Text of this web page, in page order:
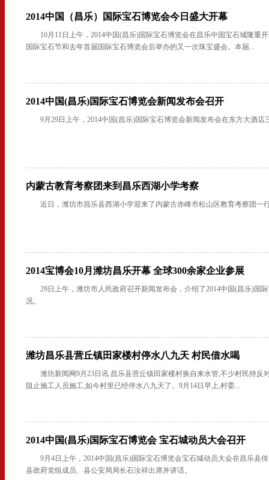
2014中国（昌乐）国际宝石博览会今日盛大开幕
10月11日上午，2014中国(昌乐)国际宝石博览会在昌乐中国宝石城隆重
国际宝石节和去年首届国际宝石博览会后举办的又一次珠宝盛会。本届...
2014中国(昌乐)国际宝石博览会新闻发布会召开
9月29日上午，2014中国(昌乐)国际宝石博览会新闻发布会在东方大酒店
内蒙古教育考察团来到昌乐西湖小学考察
近日，潍坊市昌乐县西湖小学迎来了内蒙古赤峰市松山区教育考察团一
2014宝博会10月潍坊昌乐开幕 全球300余家企业参展
29日上午，潍坊市人民政府召开新闻发布会，介绍了2014中国(昌乐)国
况。
潍坊昌乐县营丘镇田家楼村停水八九天 村民借水喝
潍坊新闻网9月23日讯 昌乐县营丘镇田家楼村换自来水管,不少村民持反
阻止施工人员施工,如今村里已经停水八九天了。9月14日早上,村委...
2014中国(昌乐)国际宝石博览会 宝石城动员大会召开
9月4日上午，2014中国(昌乐)国际宝石博览会宝石城动员大会在昌乐县
县政府党组成员、县公安局局长石汝祥出席并讲话。